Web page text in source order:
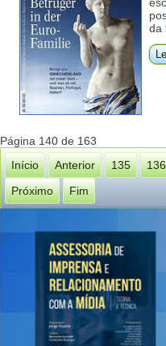
da
Página 140 de 163
Início
Anterior 135 136
Próximo
Fim